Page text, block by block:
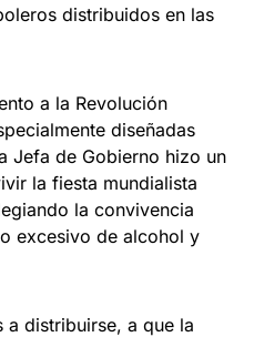
distribuidos en las
a la Revolución
diseñadas
Jefa de Gobierno hizo un
la fiesta mundialista
la convivencia
excesivo de alcohol y
a distribuirse, a que la